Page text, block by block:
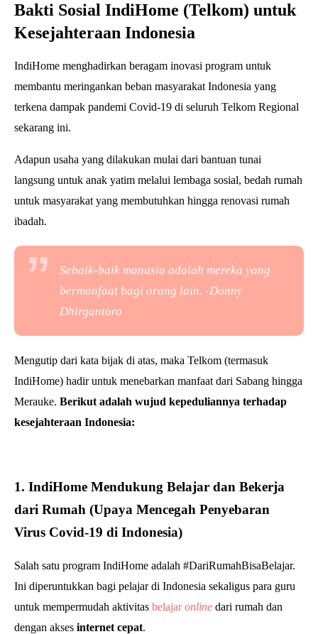
Bakti Sosial IndiHome (Telkom) untuk
Kesejahteraan Indonesia
IndiHome menghadirkan beragam inovasi program untuk
membantu meringankan beban masyarakat Indonesia yang
terkena dampak pandemi Covid-19 di seluruh Telkom Regional
sekarang ini.
Adapun usaha yang dilakukan mulai dari bantuan tunai
langsung untuk anak yatim melalui lembaga sosial, bedah rumah
untuk masyarakat yang membutuhkan hingga renovasi rumah
ibadah.
Sebaik-baik manusia adalah mereka yang
bermanfaat bagi orang lain. -Donny
Dhirgantoro
Mengutip dari kata bijak di atas, maka Telkom (termasuk
IndiHome) hadir untuk menebarkan manfaat dari Sabang hingga
Merauke. Berikut adalah wujud kepeduliannya terhadap
kesejahteraan Indonesia:
1. IndiHome Mendukung Belajar dan Bekerja
dari Rumah (Upaya Mencegah Penyebaran
Virus Covid-19 di Indonesia)
Salah satu program IndiHome adalah #DariRumahBisaBelajar.
Ini diperuntukkan bagi pelajar di Indonesia sekaligus para guru
untuk mempermudah aktivitas belajaronline dari rumah dan
dengan akses internet cepat.